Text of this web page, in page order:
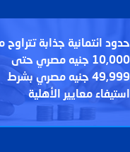
حدود ائتمانية جذابة تتراوح
10,000 جنيه مصري حتى
49,999 جنيه مصري بشرط
استيفاء معايير الأهلية